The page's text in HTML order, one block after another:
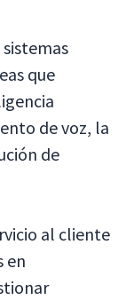
que
de voz, la
de
al cliente
en